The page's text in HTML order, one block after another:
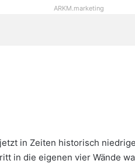
ARKM.marketing
in Zeiten historisch
in die eigenen vier Wände